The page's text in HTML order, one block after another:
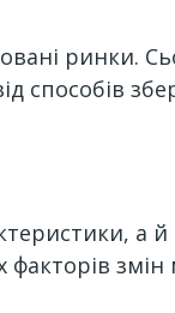
ринки.
а й